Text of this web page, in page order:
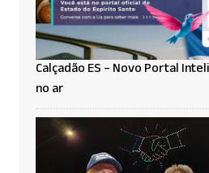
Calçadão ES – Novo Portal
no ar